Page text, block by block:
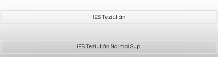
IES Teziutlán
IES Teziutlán Normal Sup.